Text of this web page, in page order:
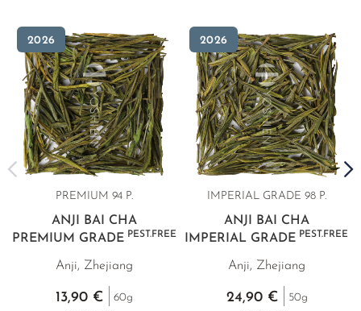
2026
PREMIUM 94 P.
ANJI BAI CHA
PREMIUM GRADE PEST.FREE
Anji, Zhejiang
13,90 € 60g
2026
IMPERIAL GRADE 98 P.
ANJI BAI CHA
IMPERIAL GRADE PEST.FREE
Anji, Zhejiang
24,90 € 50g